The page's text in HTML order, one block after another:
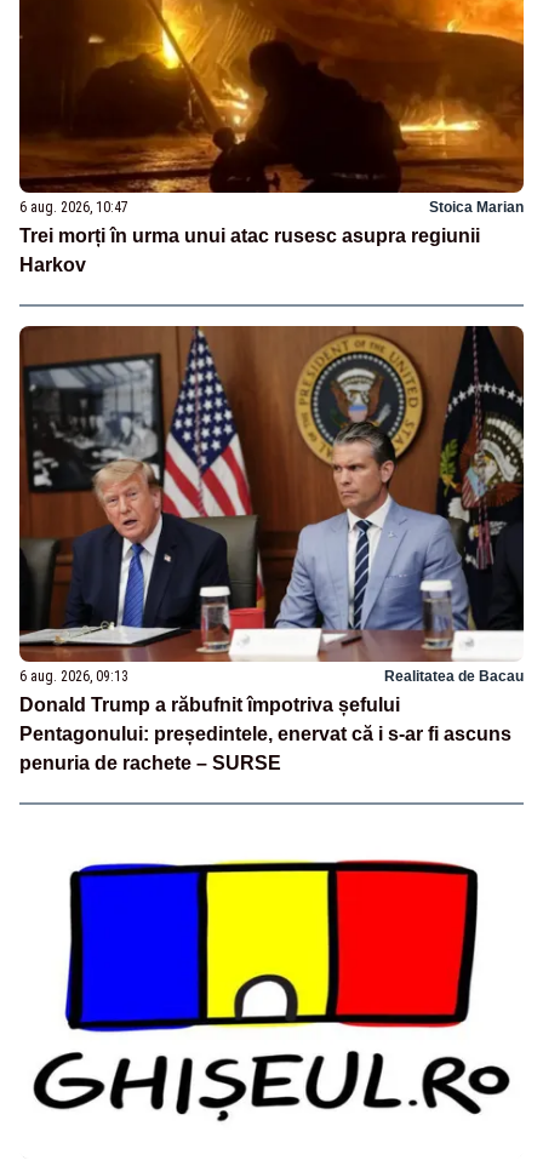
6 aug. 2026, 10:47 Stoica Marian
Trei morți în urma unui atac rusesc asupra regiunii
Harkov
6 aug. 2026, 09:13 Realitatea de Bacau
Donald Trump a răbufnit împotriva șefului
Pentagonului: președintele, enervat că i s-ar fi ascuns
penuria de rachete – SURSE